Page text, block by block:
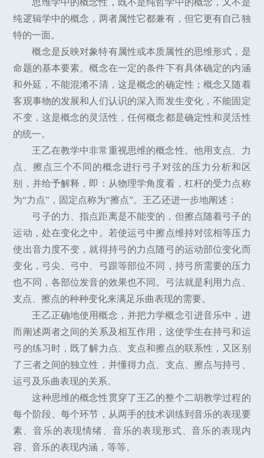
思维学中的概念性，既不是纯哲学中的概念，又不是
纯逻辑学中的概念，两者属性它都兼有，但它更有自己独
特的一面。
概念是反映对象特有属性或本质属性的思维形式，是
命题的基本要素。概念在一定的条件下有具体确定的内涵
和外延，不能混淆不清，这是概念的确定性；概念又随着
客观事物的发展和人们认识的深入而发生变化，不能固定
不变，这是概念的灵活性，任何概念都是确定性和灵活性
的统一。
王乙在教学中非常重视思维的概念性。他用支点、力
点、擦点三个不同的概念进行弓子对弦的压力分析和区
别，并给予解释，即：从物理学角度看，杠杆的受力点称
为“力点”，固定点称为“擦点”。王乙还进一步地阐述：
弓子的力、指点距离是不能变的，但擦点随着弓子的
运动，处在变化之中。若使运弓中擦点维持对弦相等压力
使出音力度不变，就得持弓的力点随弓的运动部位变化而
变化，弓尖、弓中、弓跟等部位不同，持弓所需要的压力
也不同，各部位发音的效果也不同。弓法就是利用力点、
支点、擦点的种种变化来满足乐曲表现的需要。
王乙正确地使用概念，并把力学概念引进音乐中，进
而阐述两者之间的关系及相互作用，这使学生在持弓和运
弓的练习时，既了解力点、支点和擦点的联系性，又区别
了三者之间的独立性，并懂得力点、支点、擦点与持弓、
运弓及乐曲表现的关系。
这种思维的概念性贯穿了王乙的整个二胡教学过程的
每个阶段、每个环节，从两手的技术训练到音乐的表现要
素、音乐的表现情绪、音乐的表现形式、音乐的表现内
容、音乐的表现内涵，等等。